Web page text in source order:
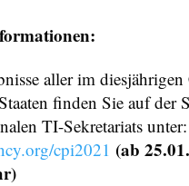
aller im diesjährigen
finden Sie auf der
TI-Sekretariats unter:
cpi2021 (ab